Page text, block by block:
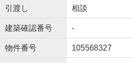
引渡し 相談
建築確認番号 -
物件番号 105568327